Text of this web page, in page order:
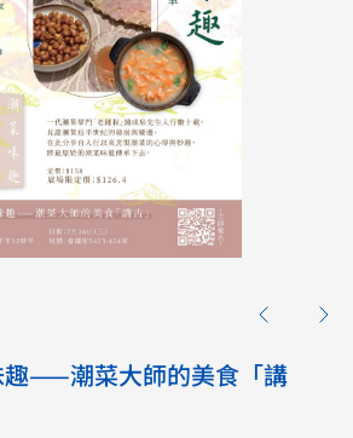
趣——潮菜大師的美食「講